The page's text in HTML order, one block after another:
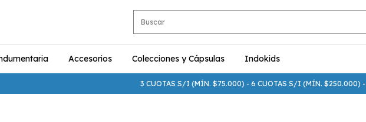
Accesorios Colecciones y Cápsulas Indokids
3 CUOTAS S/I (MÍN. $75.000) - 6 CUOTAS S/I (MÍN. $250.000) -